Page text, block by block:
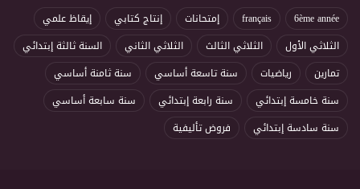
6ème année
français إمتحانات إنتاج كتابي
إيقاظ علمي
الثلاثي الأول
الثلاثي الثالث الثلاثي الثاني
السنة ثالثة إبتدائي
تمارين
رياضيات سنة تاسعة أساسي
سنة ثامنة أساسي
سنة خامسة إبتدائي
سنة رابعة إبتدائي
سنة سابعة أساسي
سنة سادسة إبتدائي
فروض تأليفية